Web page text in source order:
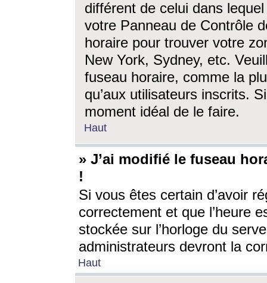
différent de celui dans
votre Panneau de Contrôle
horaire pour trouver votre
New York, Sydney, etc.
fuseau horaire, comme la
qu’aux utilisateurs inscrits.
moment idéal de le faire.
Haut
» J’ai modifié le fuseau
!
Si vous êtes certain d’avoir
correctement et que l’heure
stockée sur l’horloge du
administrateurs devront la
Haut